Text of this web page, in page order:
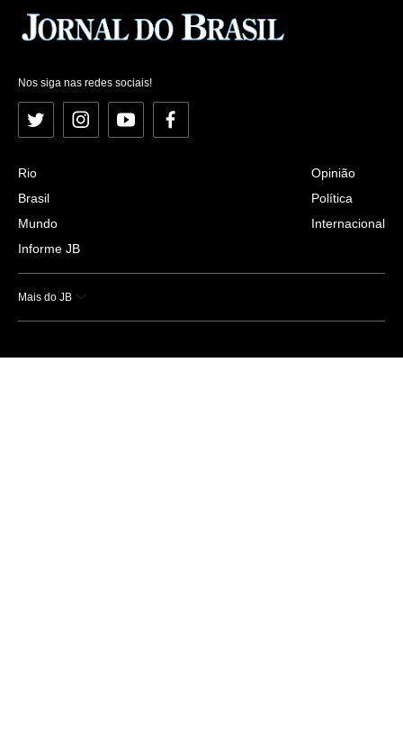
Nos siga nas redes sociais!
Twitter InstagramYouTubeFacebook
Rio
Brasil
Mundo
Informe JB
Opinião
Política
Internacional
Mais do JB
Esportes